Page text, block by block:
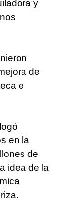
y
de
e
en la
de
idea de la